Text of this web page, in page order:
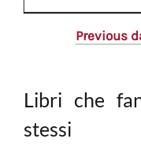
Previous
Libri che
stessi